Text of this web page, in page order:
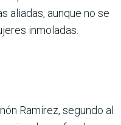
aliadas, aunque no se
inmoladas.
Ramírez, segundo al